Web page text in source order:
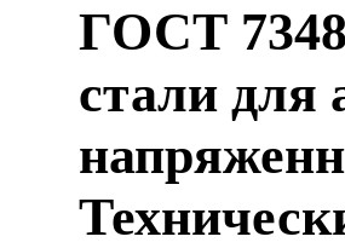
ГОСТ
стали для